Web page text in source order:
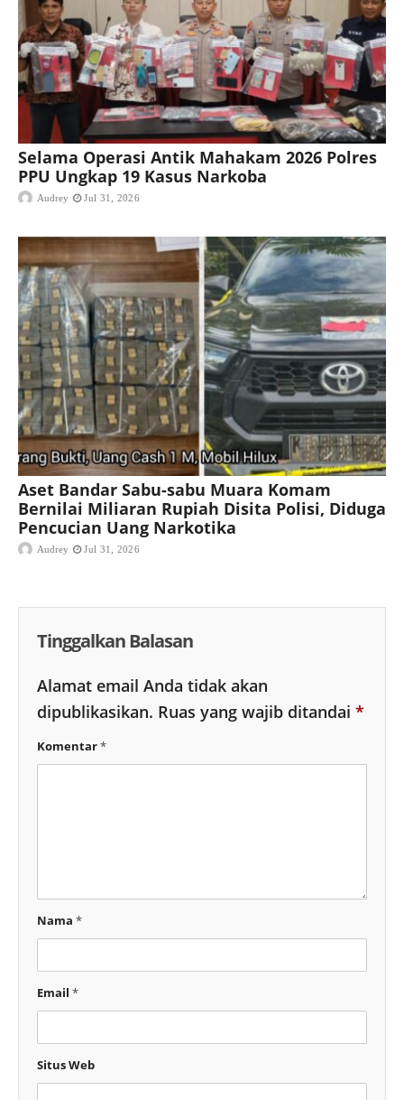
Selama Operasi Antik Mahakam 2026 Polres
PPU Ungkap 19 Kasus Narkoba
Audrey Jul 31, 2026
Aset Bandar Sabu-sabu Muara Komam
Bernilai Miliaran Rupiah Disita Polisi, Diduga
Pencucian Uang Narkotika
Audrey Jul 31, 2026
Tinggalkan Balasan
Alamat email Anda tidak akan
dipublikasikan. Ruas yang wajib ditandai *
Komentar*
Nama *
Email *
Situs Web